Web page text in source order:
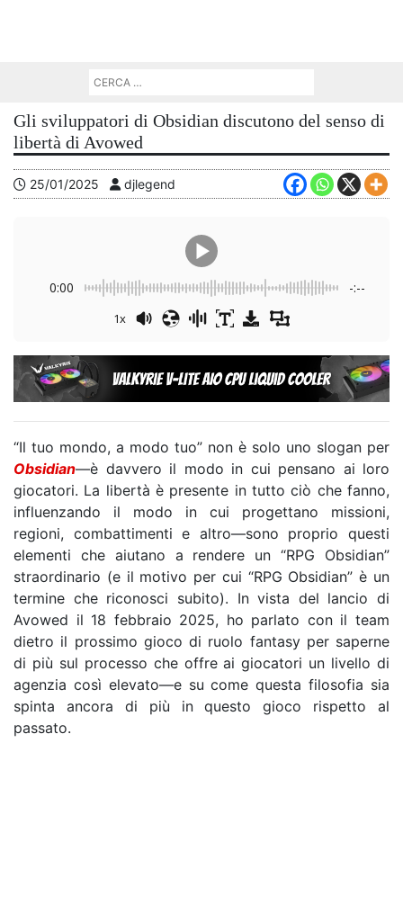
Gli sviluppatori di Obsidian discutono del senso di
libertà di Avowed
25/01/2025 djlegend
0:00 -:--
1x
“Il tuo mondo, a modo tuo” non è solo uno slogan per
Obsidian—è davvero il modo in cui pensano ai loro
giocatori. La libertà è presente in tutto ciò che fanno,
influenzando il modo in cui progettano missioni,
regioni, combattimenti e altro—sono proprio questi
elementi che aiutano a rendere un “RPG Obsidian”
straordinario (e il motivo per cui “RPG Obsidian” è un
termine che riconosci subito). In vista del lancio di
Avowed il 18 febbraio 2025, ho parlato con il team
dietro il prossimo gioco di ruolo fantasy per saperne
di più sul processo che offre ai giocatori un livello di
agenzia così elevato—e su come questa filosofia sia
spinta ancora di più in questo gioco rispetto al
passato.